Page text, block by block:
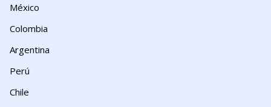
México
Colombia
Argentina
Perú
Chile